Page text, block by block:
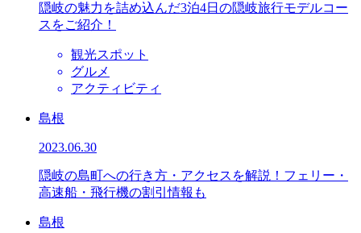
隠岐の魅力を詰め込んだ3泊4日の隠岐旅行モデルコー
スをご紹介！
観光スポット
グルメ
アクティビティ
島根
2023.06.30
隠岐の島町への行き方・アクセスを解説！フェリー・
高速船・飛行機の割引情報も
島根